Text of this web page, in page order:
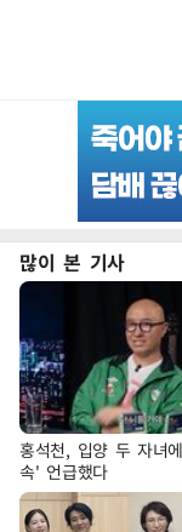
많이 본 기사
홍석천, 입양 두 자녀
속' 언급했다